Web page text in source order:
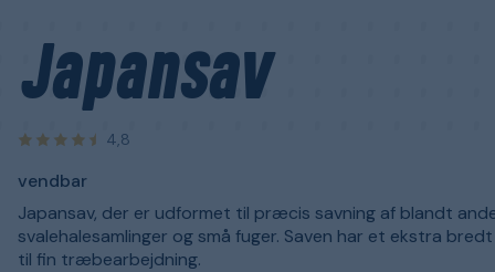
Japansav
4,8
vendbar
Japansav, der er udformet til præcis savning af blandt
svalehalesamlinger og små fuger. Saven har et ekstra
til fin træbearbejdning.